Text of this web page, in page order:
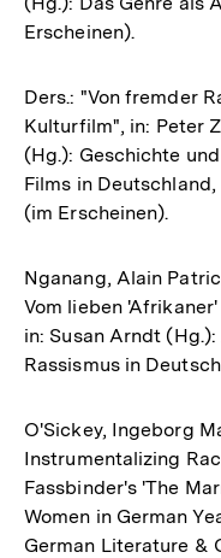
Erscheinen).
Ders.: "Von fremder
Kulturfilm", in: Peter
(Hg.): Geschichte
Films in
(im Erscheinen).
Nganang, Alain
Vom lieben
in: Susan Arndt
Rassismus in
O'Sickey, Ingeborg
Instrumentalizing
Fassbinder's 'The
Women in German
German Literature &